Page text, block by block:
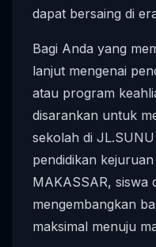
dapat bersaing di
Bagi Anda yang
lanjut mengenai
atau program
disarankan untuk
sekolah di JL.SUNU
pendidikan
MAKASSAR, siswa
mengembangkan
maksimal menuju